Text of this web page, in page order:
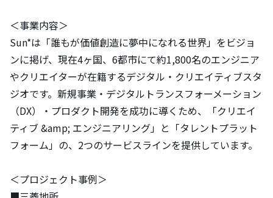
＜事業内容＞
Sun*は「誰もが価値創造に夢中になれる世界」をビジョ
ンに掲げ、現在4ヶ国、6都市にて約1,800名のエンジニア
やクリエイターが在籍するデジタル・クリエイティブスタ
ジオです。新規事業・デジタルトランスフォーメーション
（DX）・プロダクト開発を成功に導くため、「クリエイ
ティブ &amp; エンジニアリング」と「タレントプラット
フォーム」の、2つのサービスラインを提供しています。
＜プロジェクト事例＞